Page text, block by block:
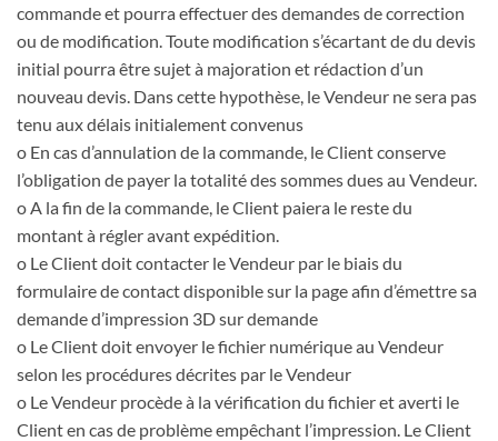
commande et pourra effectuer des demandes de correction
ou de modification. Toute modification s’écartant de du devis
initial pourra être sujet à majoration et rédaction d’un
nouveau devis. Dans cette hypothèse, le Vendeur ne sera pas
tenu aux délais initialement convenus
o En cas d’annulation de la commande, le Client conserve
l’obligation de payer la totalité des sommes dues au Vendeur.
o A la fin de la commande, le Client paiera le reste du
montant à régler avant expédition.
o Le Client doit contacter le Vendeur par le biais du
formulaire de contact disponible sur la page afin d’émettre sa
demande d’impression 3D sur demande
o Le Client doit envoyer le fichier numérique au Vendeur
selon les procédures décrites par le Vendeur
o Le Vendeur procède à la vérification du fichier et averti le
Client en cas de problème empêchant l’impression. Le Client